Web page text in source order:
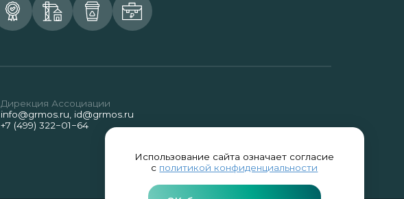
Использование сайта означает согласие
с политикой конфиденциальности
Дирекция Ассоциации
info@grmos.ru id@grmos.ru
+7 (499) 322−01−64